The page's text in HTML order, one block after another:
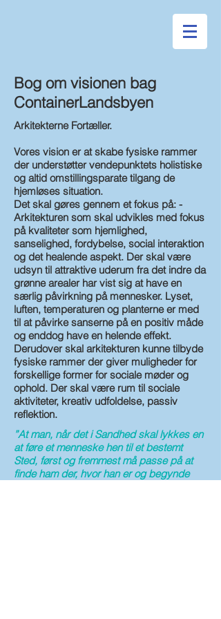
Arkitekterne Fortæller.
Vores vision er at skabe fysiske rammer
der understøtter vendepunktets holistiske
og altid omstillingsparate tilgang de
hjemløses situation.
Det skal gøres gennem et fokus på: -
Arkitekturen som skal udvikles med fokus
på kvaliteter som hjemlighed,
sanselighed, fordybelse, social interaktion
og det healende aspekt. Der skal være
udsyn til attraktive uderum fra det indre da
grønne arealer har vist sig at have en
særlig påvirkning på mennesker. Lyset,
luften, temperaturen og planterne er med
til at påvirke sanserne på en positiv måde
og enddog have en helende effekt.
Derudover skal arkitekturen kunne tilbyde
fysiske rammer der giver muligheder for
forskellige former for sociale møder og
ophold. Der skal være rum til sociale
aktiviteter, kreativ udfoldelse, passiv
reflektion.
Bog om visionen bag
ContainerLandsbyen
”At man, når det i Sandhed skal lykkes en
at føre et menneske hen til et bestemt
Sted, først og fremmest må passe på at
finde ham der, hvor han er og begynde